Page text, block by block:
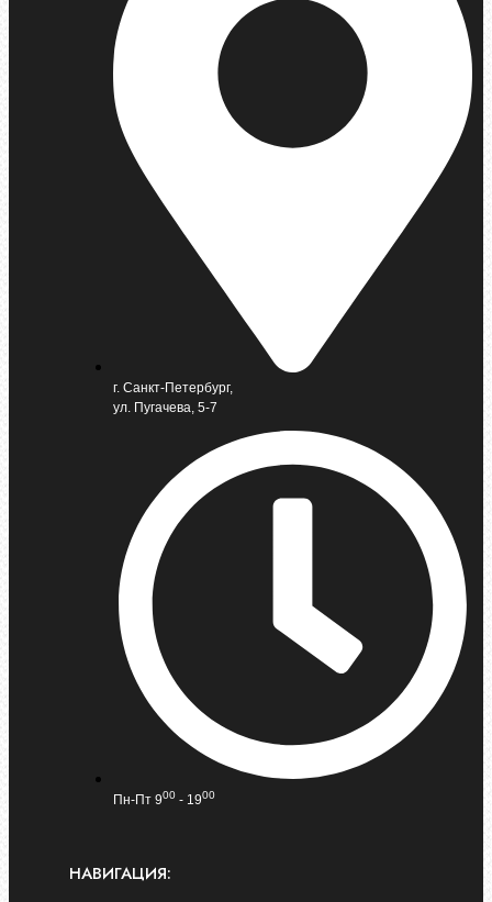
г. Санкт-Петербург,
ул. Пугачева, 5-7
Пн-Пт 900 - 1900
НАВИГАЦИЯ: